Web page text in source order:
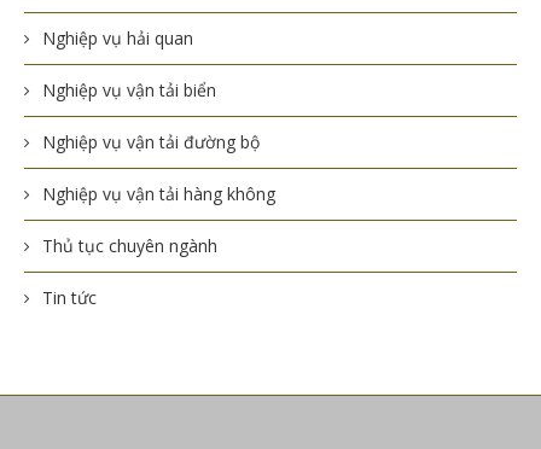
Nghiệp vụ hải quan
Nghiệp vụ vận tải biển
Nghiệp vụ vận tải đường bộ
Nghiệp vụ vận tải hàng không
Thủ tục chuyên ngành
Tin tức